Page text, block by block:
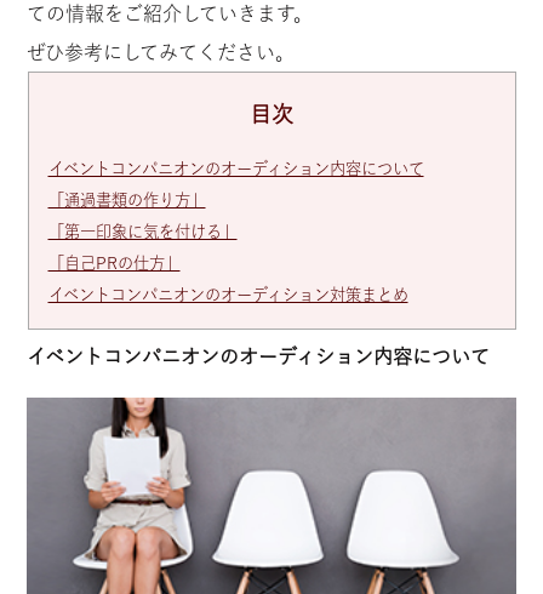
ての情報をご紹介していきます。
ぜひ参考にしてみてください。
目次
イベントコンパニオンのオーディション内容について
「通過書類の作り方」
「第一印象に気を付ける」
「自己PRの仕方」
イベントコンパニオンのオーディション対策まとめ
イベントコンパニオンのオーディション内容について